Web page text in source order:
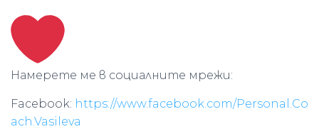
Намерете ме в социалните мрежи:
Facebook: https://www.facebook.com/Personal.Co
ach.Vasileva